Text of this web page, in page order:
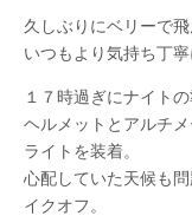
久しぶりにベリーで飛
いつもより気持ち丁
１７時過ぎにナイトの
ヘルメットとアルチ
ライトを装着。
心配していた天候も
イクオフ。